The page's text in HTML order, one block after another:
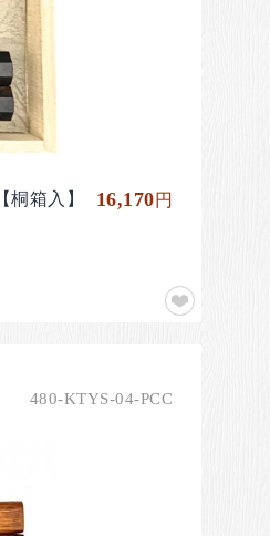
桐箱入】 16,170円
480-KTYS-04-PCC